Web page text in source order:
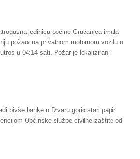
jedinica općine Gračanica imala
požara na privatnom motornom vozilu u
u 04:14 sati. Požar je lokaliziran i
bivše banke u Drvaru gorio stari papir.
Općinske službe civilne zaštite od